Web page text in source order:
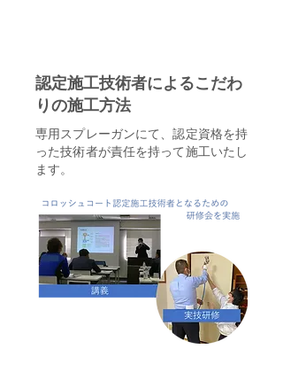
認定施工技術者によるこだわ
りの施工方法
専用スプレーガンにて、認定資格を持
った技術者が責任を持って施工いたし
ます。